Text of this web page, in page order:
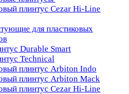
плинтус Cezar Hi-Line
для пластиковых
Durable Smart
Technical
плинтус Arbiton Indo
плинтус Arbiton Mack
плинтус Cezar Hi-Line